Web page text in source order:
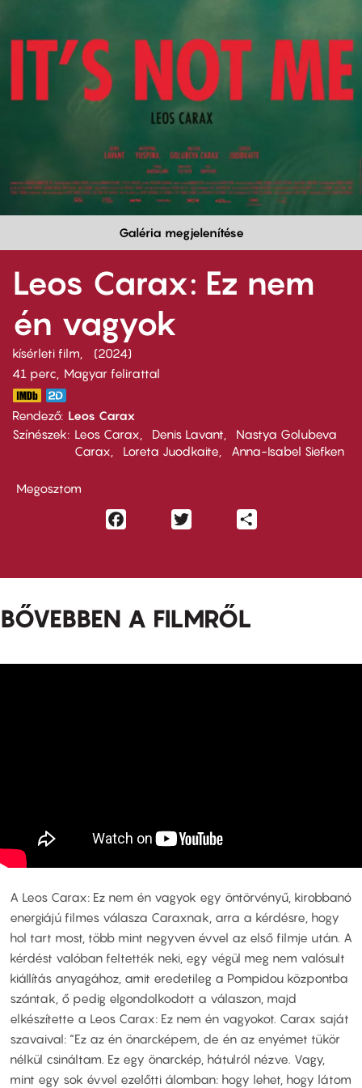
Galéria megjelenítése
Leos Carax: Ez nem
én vagyok
kísérleti film
2024
41 perc,
Magyar felirattal
Rendező Leos Carax
Színészek
Leos Carax Denis Lavant
Nastya Golubeva
Carax
Loreta Juodkaite Anna-Isabel Siefken
Megosztom
Facebook
BŐVEBBEN A FILMRŐL
A Leos Carax: Ez nem én vagyok egy öntörvényű, kirobbanó
energiájú filmes válasza Caraxnak, arra a kérdésre, hogy
hol tart most, több mint negyven évvel az első filmje után. A
kérdést valóban feltették neki, egy végül meg nem valósult
kiállítás anyagához, amit eredetileg a Pompidou központba
szántak, ő pedig elgondolkodott a válaszon, majd
elkészítette a Leos Carax: Ez nem én vagyokot. Carax saját
szavaival: “Ez az én önarcképem, de én az enyémet tükör
nélkül csináltam. Ez egy önarckép, hátulról nézve. Vagy,
mint egy sok évvel ezelőtti álomban: hogy lehet, hogy látom